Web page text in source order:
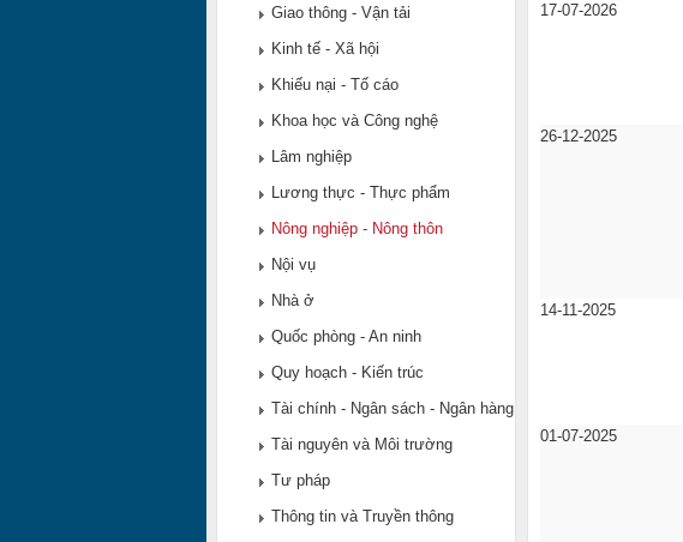
Giao thông - Vận tải
Kinh tế - Xã hội
Khiếu nại - Tố cáo
Khoa học và Công nghệ
Lâm nghiệp
Lương thực - Thực phẩm
Nông nghiệp - Nông thôn
Nội vụ
Nhà ở
Quốc phòng - An ninh
Quy hoạch - Kiến trúc
Tài chính - Ngân sách - Ngân hàng
Tài nguyên và Môi trường
Tư pháp
Thông tin và Truyền thông
17-07-2026
26-12-2025
14-11-2025
01-07-2025